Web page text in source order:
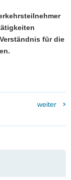
für die
weiter